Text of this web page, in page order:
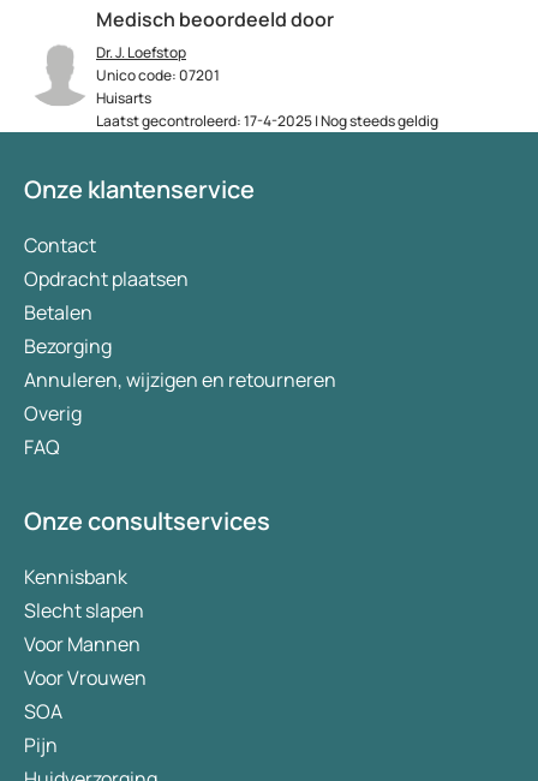
Medisch beoordeeld door
Dr. J. Loefstop
Unico code: 07201
Huisarts
Laatst gecontroleerd: 17-4-2025 | Nog steeds geldig
Onze klantenservice
Contact
Opdracht plaatsen
Betalen
Bezorging
Annuleren, wijzigen en retourneren
Overig
FAQ
Onze consultservices
Kennisbank
Slecht slapen
Voor Mannen
Voor Vrouwen
SOA
Pijn